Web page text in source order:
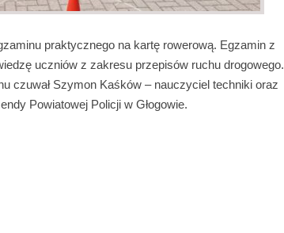
praktycznego na kartę rowerową. Egzamin z
uczniów z zakresu przepisów ruchu drogowego.
czuwał Szymon Kaśków – nauczyciel techniki oraz
Powiatowej Policji w Głogowie.